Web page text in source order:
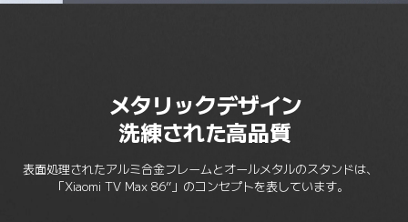
メタリックデザイン
洗練された高品質
表面処理されたアルミ合金フレームとオールメタルのスタンドは、
「Xiaomi TV Max 86”」のコンセプトを表しています。